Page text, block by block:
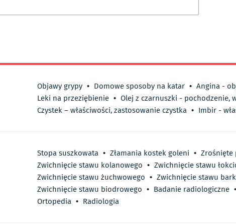
Objawy grypy • Domowe sposoby na katar • Angina -
Leki na przeziębienie • Olej z czarnuszki - pochodzenie,
Czystek – właściwości, zastosowanie czystka • Imbir -
Stopa suszkowata • Złamania kostek goleni • Zrośnięte
Zwichnięcie stawu kolanowego • Zwichnięcie stawu
Zwichnięcie stawu żuchwowego • Zwichnięcie stawu
Zwichnięcie stawu biodrowego • Badanie radiologiczne •
Ortopedia • Radiologia